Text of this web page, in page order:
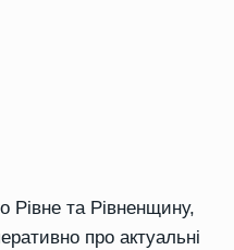
Рівне та Рівненщину,
про актуальні